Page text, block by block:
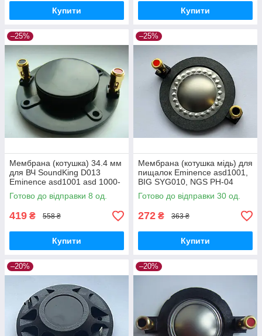
Купити Купити
–25%
Мембрана (котушка) 34.4 мм
для ВЧ SoundKing D013
Eminence asd1001 asd 1000-
B das m34 G SYG010 DAS
GM-M34 Cerwin Vega CD34A
Готово до відправки 8 од.
419 ₴ 558 ₴
Купити
–25%
Мембрана (котушка мідь) для
пищалок Eminence asd1001,
BIG SYG010, NGS PH-04
Готово до відправки 30 од.
272 ₴ 363 ₴
Купити
–20% –20%